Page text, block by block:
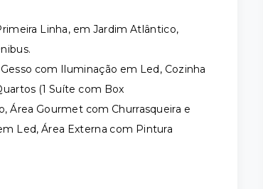
Linha, em Jardim Atlântico,
com Iluminação em Led, Cozinha
(1 Suíte com Box
Área Gourmet com Churrasqueira e
Led, Área Externa com Pintura